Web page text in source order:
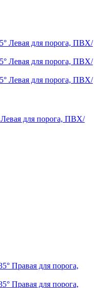
Левая для порога, ПВХ/